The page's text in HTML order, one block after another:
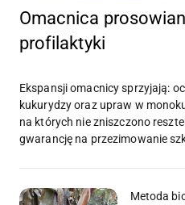
Omacnica
profilaktyki
Ekspansji omacnicy sprzyjają:
kukurydzy oraz upraw w
na których nie zniszczono
gwarancję na przezimowanie
Metoda